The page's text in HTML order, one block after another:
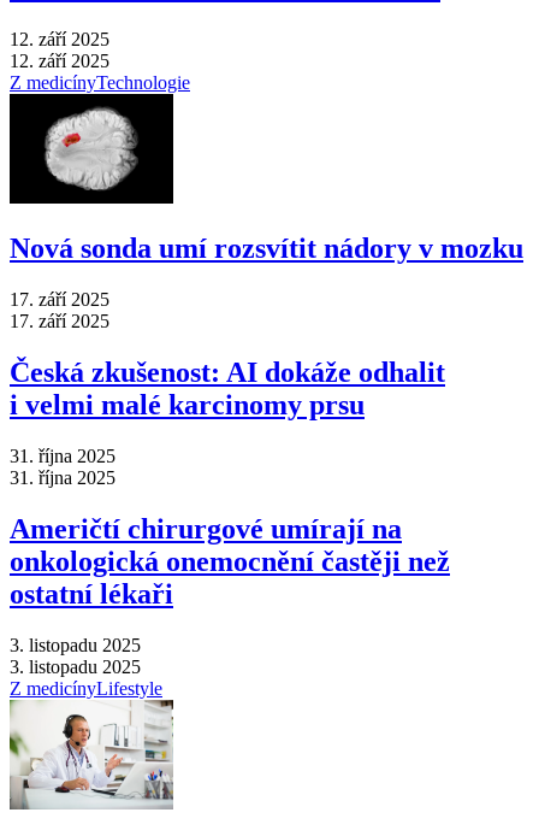
12. září 2025
12. září 2025
Z medicínyTechnologie
Nová sonda umí rozsvítit nádory v mozku
17. září 2025
17. září 2025
Česká zkušenost: AI dokáže odhalit
i velmi malé karcinomy prsu
31. října 2025
31. října 2025
Američtí chirurgové umírají na
onkologická onemocnění častěji než
ostatní lékaři
3. listopadu 2025
3. listopadu 2025
Z medicínyLifestyle